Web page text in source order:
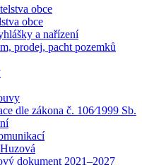
obce
obce
a nařízení
prodej, pacht pozemků
dle zákona č. 106⁄1999 Sb.
dokument 2021–2027